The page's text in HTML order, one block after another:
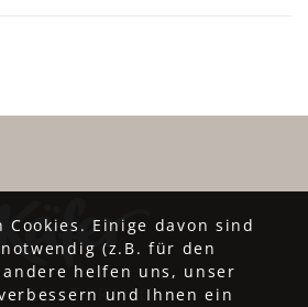
Cookies. Einige davon sind
(z.B. für den
andere helfen uns, unser
und Ihnen ein